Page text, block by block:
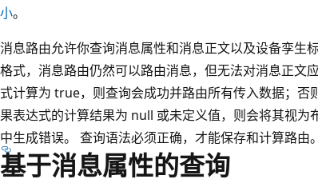
小。
消息路由允许你查询消息属性和消息正文以及设备孪生
格式，消息路由仍然可以路由消息，但无法对消息正文
式计算为 true，则查询会成功并路由所有传入数据；否
果表达式的计算结果为 null 或未定义值，则会将其视为
中生成错误。 查询语法必须正确，才能保存和计算路由。
基于消息属性的查询